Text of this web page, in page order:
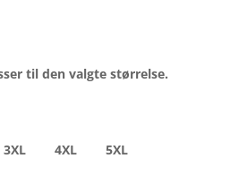
til den valgte størrelse.
3XL 4XL 5XL